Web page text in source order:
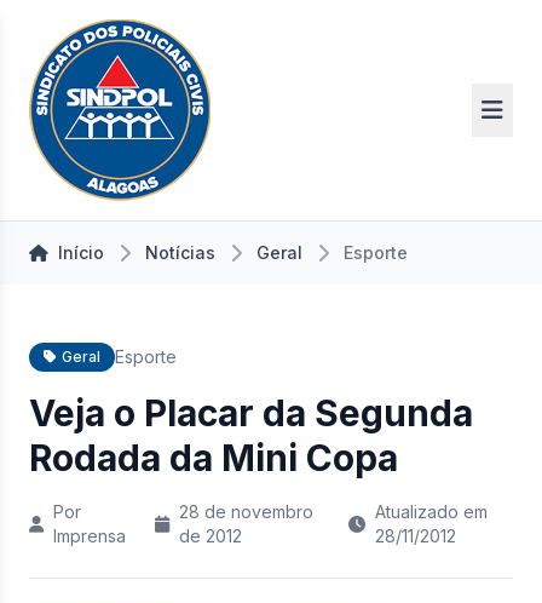
Início Notícias Geral Esporte
Geral Esporte
Veja o Placar da Segunda
Rodada da Mini Copa
Por
Imprensa
28 de novembro
de 2012
Atualizado em
28/11/2012